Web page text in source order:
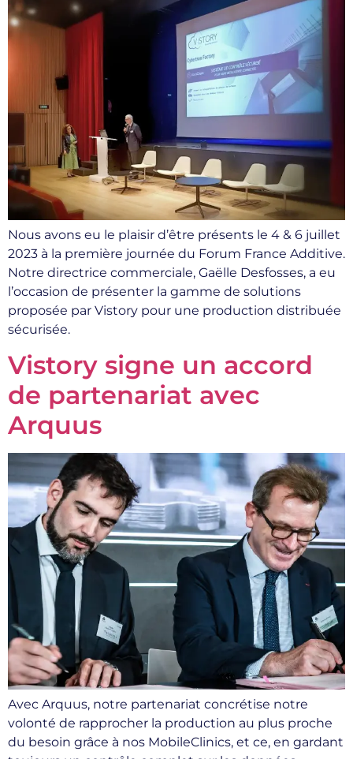
Nous avons eu le plaisir d’être présents le 4 & 6 juillet
2023 à la première journée du Forum France Additive.
Notre directrice commerciale, Gaëlle Desfosses, a eu
l’occasion de présenter la gamme de solutions
proposée par Vistory pour une production distribuée
sécurisée.
Vistory signe un accord
de partenariat avec
Arquus
Avec Arquus, notre partenariat concrétise notre
volonté de rapprocher la production au plus proche
du besoin grâce à nos MobileClinics, et ce, en gardant